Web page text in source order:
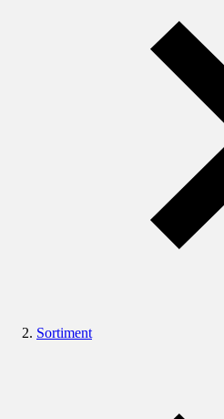
Sortiment